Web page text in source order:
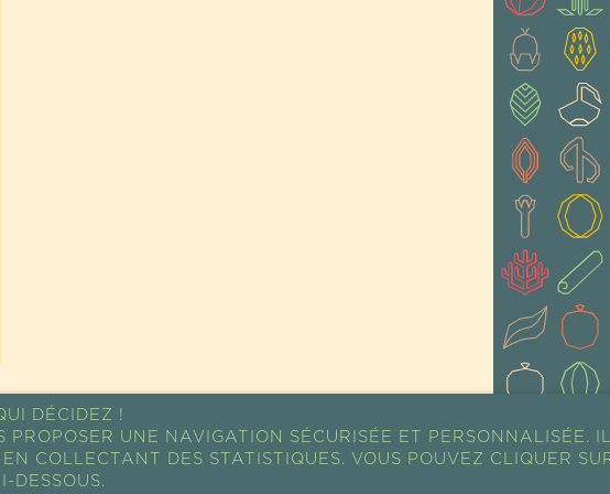
DÉCIDEZ !
PROPOSER UNE NAVIGATION SÉCURISÉE ET PERSONNALISÉE.
COLLECTANT DES STATISTIQUES. VOUS POUVEZ CLIQUER
DESSOUS.